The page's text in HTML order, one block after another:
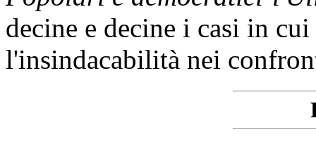
decine e decine i casi in
l'insindacabilità nei